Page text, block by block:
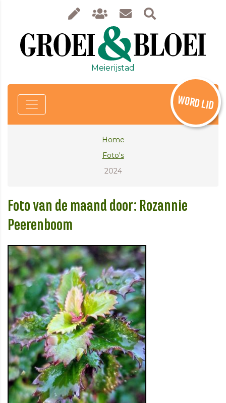
Meierijstad
WORD LID
Home
Foto's
2024
Foto van de maand door: Rozannie
Peerenboom